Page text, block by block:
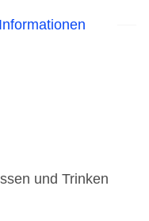
2009
5
Diners Club,